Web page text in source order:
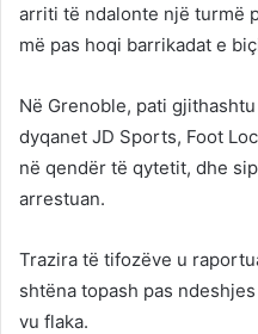
arriti të ndalonte një turmë
më pas hoqi barrikadat e
Në Grenoble, pati
dyqanet JD Sports, Foot
në qendër të qytetit, dhe
arrestuan.
Trazira të tifozëve u
shtëna topash pas
vu flaka.